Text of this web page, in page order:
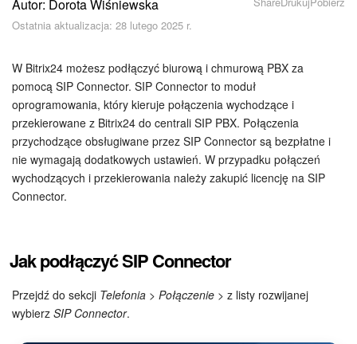
Bezpieczeństwo w Bitrix24
Poczta
Zadania i projekty
CRM
Dysk
Jak zacząć
Autor: Dorota Wiśniewska
Ostatnia aktualizacja: 28 lutego 2025 r.
W Bitrix24 możesz podłączyć biurową i chmurową PBX za
pomocą SIP Connector. SIP Connector to moduł
oprogramowania, który kieruje połączenia wychodzące i
przekierowane z Bitrix24 do centrali SIP PBX. Połączenia
przychodzące obsługiwane przez SIP Connector są bezpłatne i
nie wymagają dodatkowych ustawień. W przypadku połączeń
wychodzących i przekierowania należy zakupić licencję na SIP
Connector.
Jak podłączyć SIP Connector
Przejdź do sekcji Telefonia > Połączenie > z listy rozwijanej
wybierz SIP Connector.